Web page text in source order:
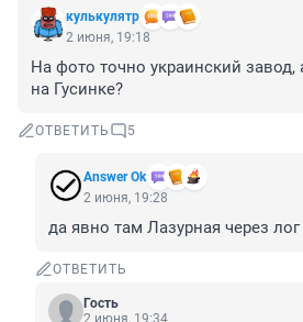
кулькулятр
2 июня, 19:18
На фото точно украинский завод,
на Гусинке?
ОТВЕТИТЬ 5
Answer Ok
2 июня, 19:28
да явно там Лазурная через
ОТВЕТИТЬ
Гость
2 июня, 19:34